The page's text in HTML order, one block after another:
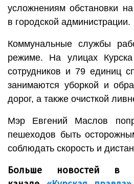
усложнениям обстановки
в городской администрации.
Коммунальные службы
режиме. На улицах
сотрудников и 79 единиц
занимаются уборкой и
дорог, а также очисткой
Мэр Евгений Маслов
пешеходов быть
соблюдать скорость и
Больше новостей в